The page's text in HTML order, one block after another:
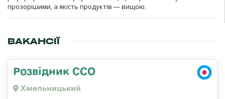
прозорішими, а якість продуктів — вищою.
ВАКАНСІЇ
Розвідник ССО
Хмельницький